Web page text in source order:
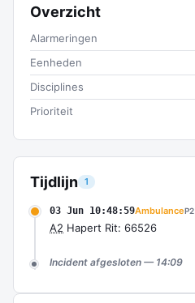
Tijdlijn 1
03 Jun 10:48:59AmbulanceP2
A2 Hapert Rit: 66526
Incident afgesloten — 14:09
Overzicht
Alarmeringen
Eenheden
Disciplines
Prioriteit